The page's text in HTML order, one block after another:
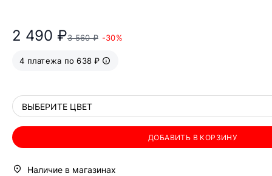
2 490 ₽3 560 ₽ -30%
4 платежа по 638 ₽
ВЫБЕРИТЕ ЦВЕТ
ДОБАВИТЬ В КОРЗИНУ
Наличие в магазинах